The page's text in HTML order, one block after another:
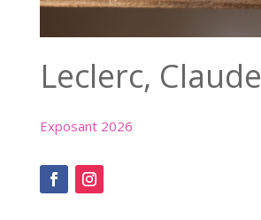
Leclerc, Claude
Exposant 2026